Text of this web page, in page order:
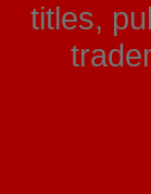
titles,